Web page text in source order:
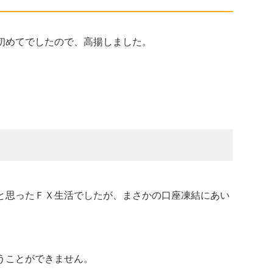
てでしたので、高揚しました。
ったＦＸ生活でしたが、まさかの口座凍結にあい
とができません。